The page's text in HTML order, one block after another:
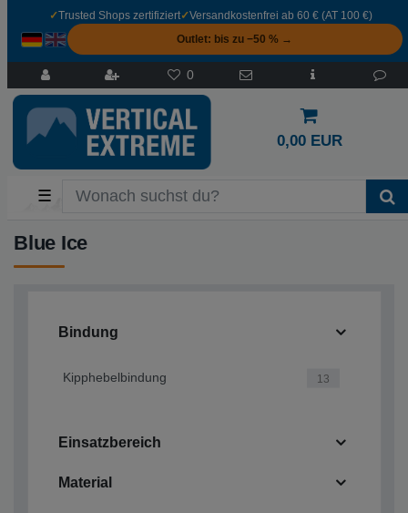
✓Trusted Shops zertifiziert✓Versandkostenfrei ab 60 € (AT 100 €)
Outlet: bis zu −50 % →
0
0,00 EUR
☰
Blue Ice
Bindung
Kipphebelbindung 13
Einsatzbereich
Material